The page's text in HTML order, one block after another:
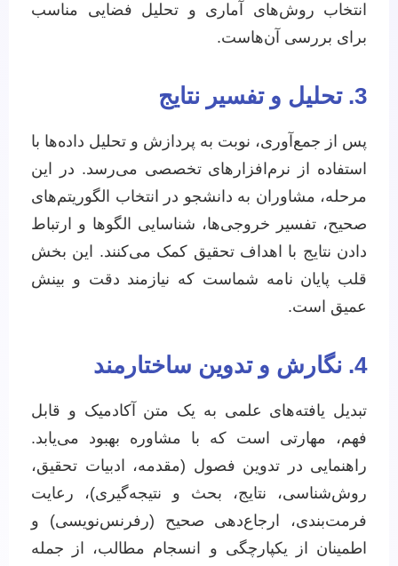
انتخاب روش‌های آماری و تحلیل فضایی مناسب
برای بررسی آن‌هاست.
3. تحلیل و تفسیر نتایج
پس از جمع‌آوری، نوبت به پردازش و تحلیل داده‌ها با
استفاده از نرم‌افزارهای تخصصی می‌رسد. در این
مرحله، مشاوران به دانشجو در انتخاب الگوریتم‌های
صحیح، تفسیر خروجی‌ها، شناسایی الگوها و ارتباط
دادن نتایج با اهداف تحقیق کمک می‌کنند. این بخش
قلب پایان نامه شماست که نیازمند دقت و بینش
عمیق است.
4. نگارش و تدوین ساختارمند
تبدیل یافته‌های علمی به یک متن آکادمیک و قابل
فهم، مهارتی است که با مشاوره بهبود می‌یابد.
راهنمایی در تدوین فصول (مقدمه، ادبیات تحقیق،
روش‌شناسی، نتایج، بحث و نتیجه‌گیری)، رعایت
فرمت‌بندی، ارجاع‌دهی صحیح (رفرنس‌نویسی) و
اطمینان از یکپارچگی و انسجام مطالب، از جمله